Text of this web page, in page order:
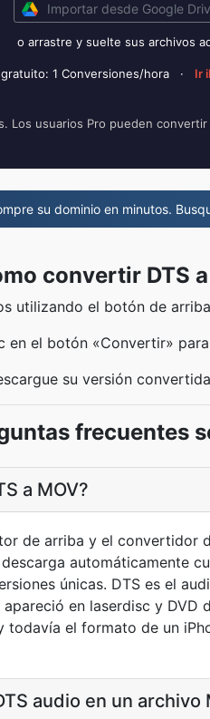
Importar desde Google
o arrastre y suelte sus archivos
gratuito: 1 Conversiones/hora · Ir
Los usuarios Pro pueden
su dominio en minutos.
convertir DTS
utilizando el botón de
en el botón «Convertir»
su versión
frecuentes
a MOV?
de arriba y el convertidor
automáticamente
únicas. DTS es el
en laserdisc y DVD
todavía el formato de un
audio en un archivo